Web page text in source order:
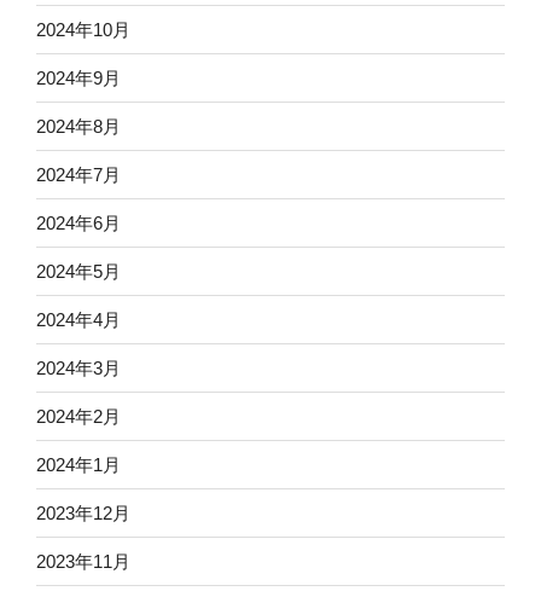
2024年10月
2024年9月
2024年8月
2024年7月
2024年6月
2024年5月
2024年4月
2024年3月
2024年2月
2024年1月
2023年12月
2023年11月